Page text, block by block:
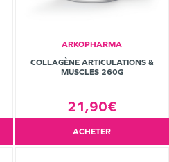
ARKOPHARMA
COLLAGÈNE ARTICULATIONS &
MUSCLES 260G
21,90€
ACHETER